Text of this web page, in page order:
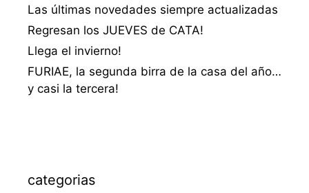
Las últimas novedades siempre actualizadas
Regresan los JUEVES de CATA!
Llega el invierno!
FURIAE, la segunda birra de la casa del año…
y casi la tercera!
categorias